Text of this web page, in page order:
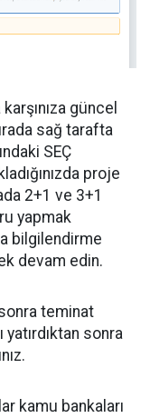
güncel
sağ tarafta
SEÇ
proje
2+1 ve 3+1
yapmak
bilgilendirme
devam edin.
teminat
sonra
kamu bankaları